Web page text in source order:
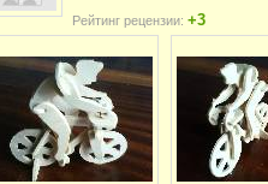
Рейтинг рецензии: +3